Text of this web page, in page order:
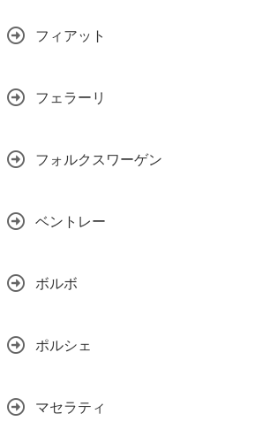
フィアット
フェラーリ
フォルクスワーゲン
ベントレー
ボルボ
ポルシェ
マセラティ